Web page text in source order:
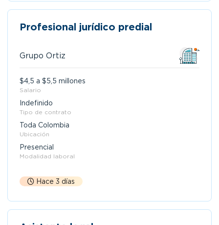
Profesional jurídico predial
Grupo Ortiz
$4,5 a $5,5 millones
Salario
Indefinido
Tipo de contrato
Toda Colombia
Ubicación
Presencial
Modalidad laboral
Hace 3 días